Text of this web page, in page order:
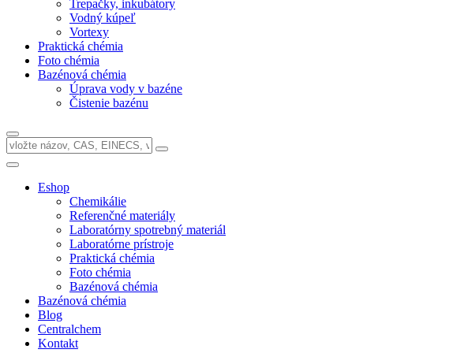
Trepačky, inkubátory
Vodný kúpeľ
Vortexy
Praktická chémia
Foto chémia
Bazénová chémia
Úprava vody v bazéne
Čistenie bazénu
Eshop
Chemikálie
Referenčné materiály
Laboratórny spotrebný materiál
Laboratórne prístroje
Praktická chémia
Foto chémia
Bazénová chémia
Bazénová chémia
Blog
Centralchem
Kontakt